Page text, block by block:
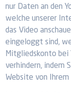
nur Daten an den
welche unserer
das Video
eingeloggt sind,
Mitgliedskonto bei
verhindern, indem
Website von